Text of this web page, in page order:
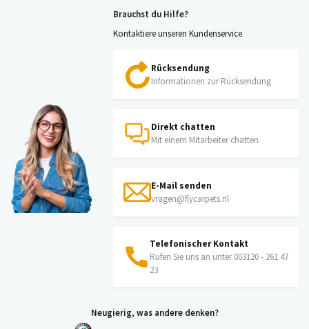
Brauchst du Hilfe?
Kontaktiere unseren Kundenservice
Rücksendung
Informationen zur Rücksendung
Direkt chatten
Mit einem Mitarbeiter chatten
E-Mail senden
vragen@flycarpets.nl
Telefonischer Kontakt
Rufen Sie uns an unter 003120 - 261 47
23
Neugierig, was andere denken?